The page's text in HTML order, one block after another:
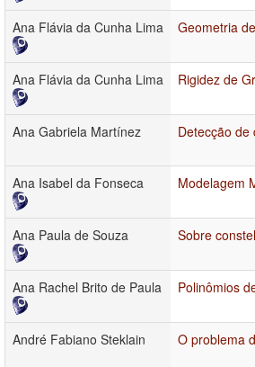
Ana Flávia da Cunha Lima Geometria
Ana Flávia da Cunha Lima Rigidez de
Ana Gabriela Martínez Detecção
Ana Isabel da Fonseca Modelagem
Ana Paula de Souza Sobre
Ana Rachel Brito de Paula Polinômios
André Fabiano Steklain O problema